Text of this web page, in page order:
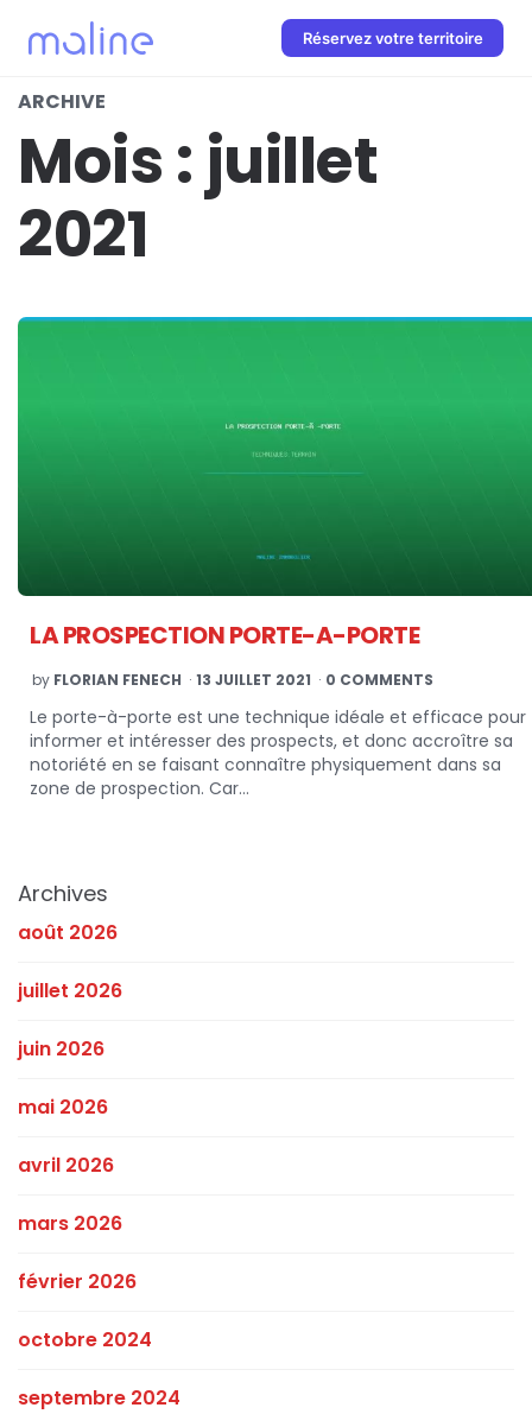
Réservez votre territoire
ARCHIVE
Mois : juillet
2021
LA PROSPECTION PORTE-A-PORTE
POSTED
BY
by FLORIAN FENECH 13 JUILLET 2021 0 COMMENTS
Le porte-à-porte est une technique idéale et efficace pour
informer et intéresser des prospects, et donc accroître sa
notoriété en se faisant connaître physiquement dans sa
zone de prospection. Car…
Archives
août 2026
juillet 2026
juin 2026
mai 2026
avril 2026
mars 2026
février 2026
octobre 2024
septembre 2024